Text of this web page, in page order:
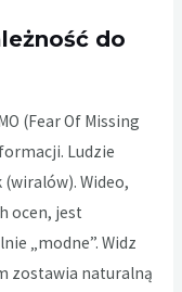
do
(Fear Of Missing
Ludzie
Wideo,
ocen, jest
„modne”. Widz
zostawia naturalną